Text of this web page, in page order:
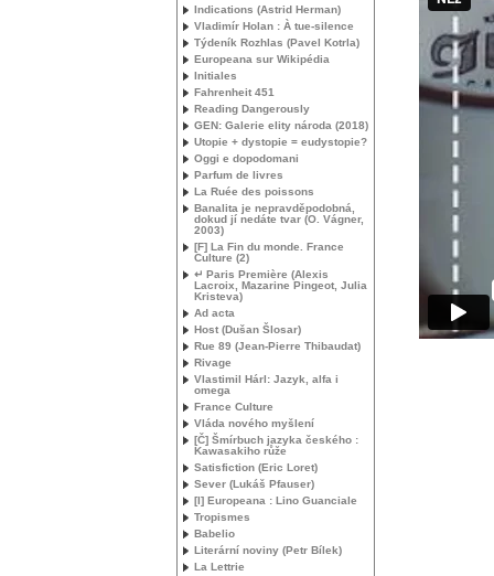
Indications (Astrid Herman)
Vladimír Holan : À tue-silence
Týdeník Rozhlas (Pavel Kotrla)
Europeana sur Wikipédia
Initiales
Fahrenheit 451
Reading Dangerously
GEN: Galerie elity národa (2018)
Utopie + dystopie = eudystopie?
Oggi e dopodomani
Parfum de livres
La Ruée des poissons
Banalita je nepravděpodobná,
dokud jí nedáte tvar (O. Vágner,
2003)
[F] La Fin du monde. France
Culture (2)
↵ Paris Première (Alexis
Lacroix, Mazarine Pingeot, Julia
Kristeva)
Ad acta
Host (Dušan Šlosar)
Rue 89 (Jean-Pierre Thibaudat)
Rivage
Vlastimil Hárl: Jazyk, alfa i
omega
France Culture
Vláda nového myšlení
[Č] Šmírbuch jazyka českého :
Kawasakiho růže
Satisfiction (Eric Loret)
Sever (Lukáš Pfauser)
[I] Europeana : Lino Guanciale
Tropismes
Babelio
Literární noviny (Petr Bílek)
La Lettrie